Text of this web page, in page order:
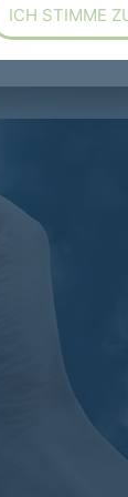
ICH STIMME